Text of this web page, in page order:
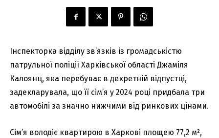
Інспекторка відділу зв’язків із громадськістю
патрульної поліції Харківської області Джаміля
Калоянц, яка перебуває в декретній відпустці,
задекларувала, що її сім’я у 2024 році придбала три
автомобілі за значно нижчими від ринкових цінами.
Сім’я володіє квартирою в Харкові площею 77,2 м²,